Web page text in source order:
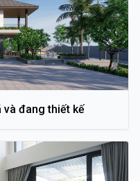
và đang thiết kế